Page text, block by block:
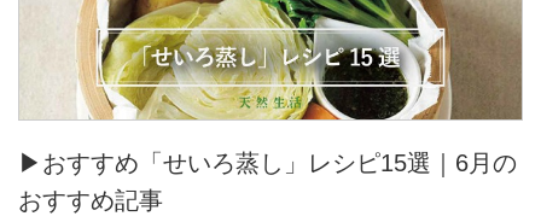
▶おすすめ「せいろ蒸し」レシピ15選｜6月の
おすすめ記事